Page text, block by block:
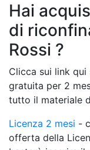
Hai
di
Rossi ?
Clicca sui link
gratuita per 2
tutto il materiale
Licenza 2 mesi -
offerta della